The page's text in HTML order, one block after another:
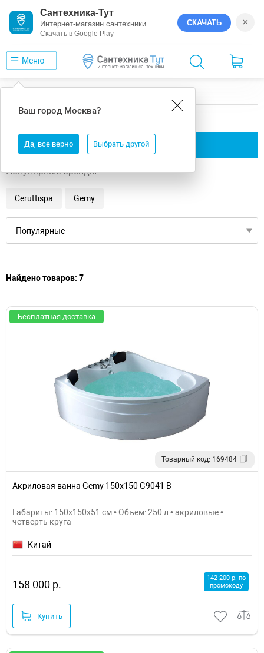
Сантехника-Тут
Интернет-магазин сантехники
Скачать в Google Play
СКАЧАТЬ ×
Меню
Ваш город Москва?
Да, все верно Выбрать другой
5 ванны
Применить фильтры
Популярные бренды
Ceruttispa Gemy
Найдено товаров: 7
Бесплатная доставка
Товарный код: 169484
Акриловая ванна Gemy 150х150 G9041 B
Габариты: 150x150x51 см • Объем: 250 л • акриловые •
четверть круга
Китай
158 000 р.
142 200 р. по
промокоду
Купить